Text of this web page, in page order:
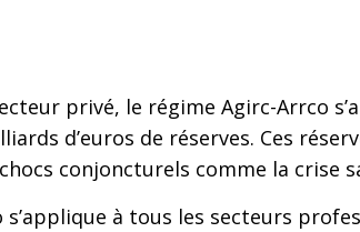
privé, le régime Agirc-Arrco
d’euros de réserves. Ces
conjoncturels comme la crise
s’applique à tous les secteurs